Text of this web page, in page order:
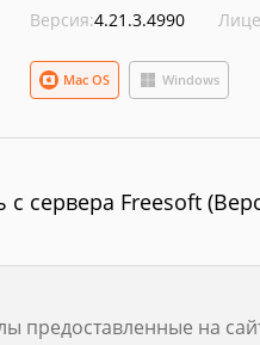
Версия:4.21.3.4990
Mac OS Windows
с сервера Freesoft
предоставленные на